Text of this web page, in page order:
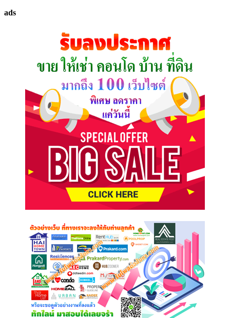
ที่
ads